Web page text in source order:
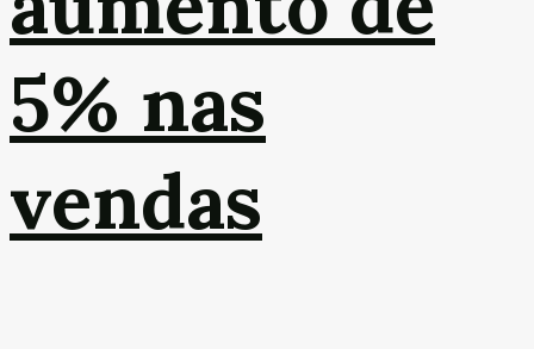
5% nas
vendas